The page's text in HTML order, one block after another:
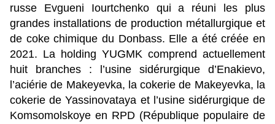
russe Evgueni Iourtchenko qui a réuni les plus
grandes installations de production métallurgique et
de coke chimique du Donbass. Elle a été créée en
2021. La holding YUGMK comprend actuellement
huit branches : l’usine sidérurgique d’Enakievo,
l’aciérie de Makeyevka, la cokerie de Makeyevka, la
cokerie de Yassinovataya et l’usine sidérurgique de
Komsomolskoye en RPD (République populaire de